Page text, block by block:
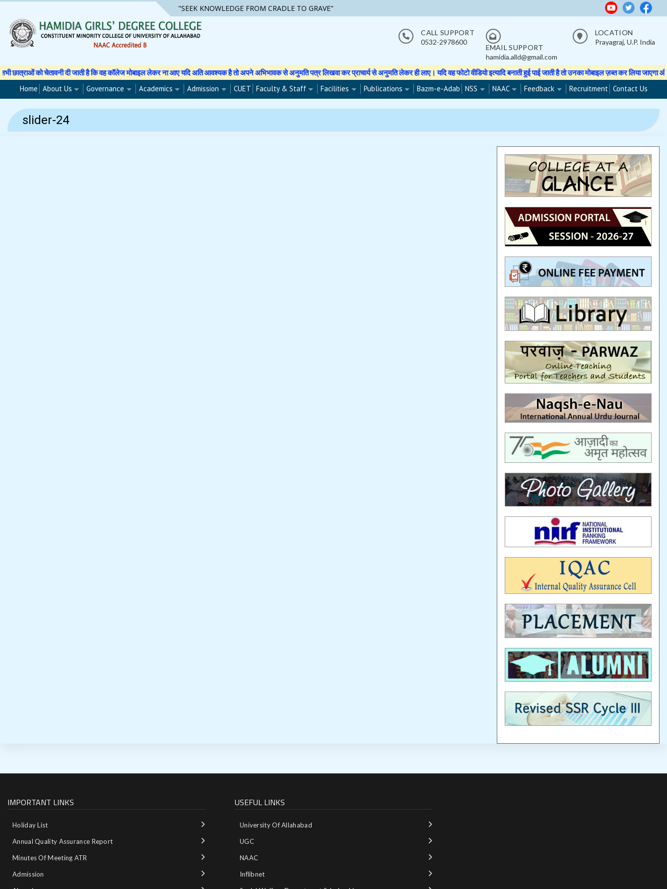
Skip
content
"SEEK KNOWLEDGE FROM CRADLE TO GRAVE"
CALL SUPPORT
0532-2978600
EMAIL SUPPORT
hamidia.alld@gmail.com
LOCATION
Prayagraj, U.P. India
को चेतावनी दी जाती है कि वह कॉलेज मोबाइल लेकर ना आए यदि अति आवश्यक है तो अपने अभिभावक से अनुमति पत्र लिखवा कर प्राचार्य से अनुमति लेकर ही लाए। यदि वह फोटो वीडियो इत्यादि बनाती हुई पाई जाती है तो उनका मोबाइल ज़ब्त कर लिया जाएगा और
Home About Us Governance Academics Admission CUET Faculty & Staff Facilities Publications Bazm-e-Adab NSS NAAC Feedback Recruitment Contact Us
slider-24
IMPORTANT LINKS
Holiday List
Annual Quality Assurance Report
Minutes Of Meeting ATR
Admission
USEFUL LINKS
University Of Allahabad
UGC
NAAC
Inflibnet